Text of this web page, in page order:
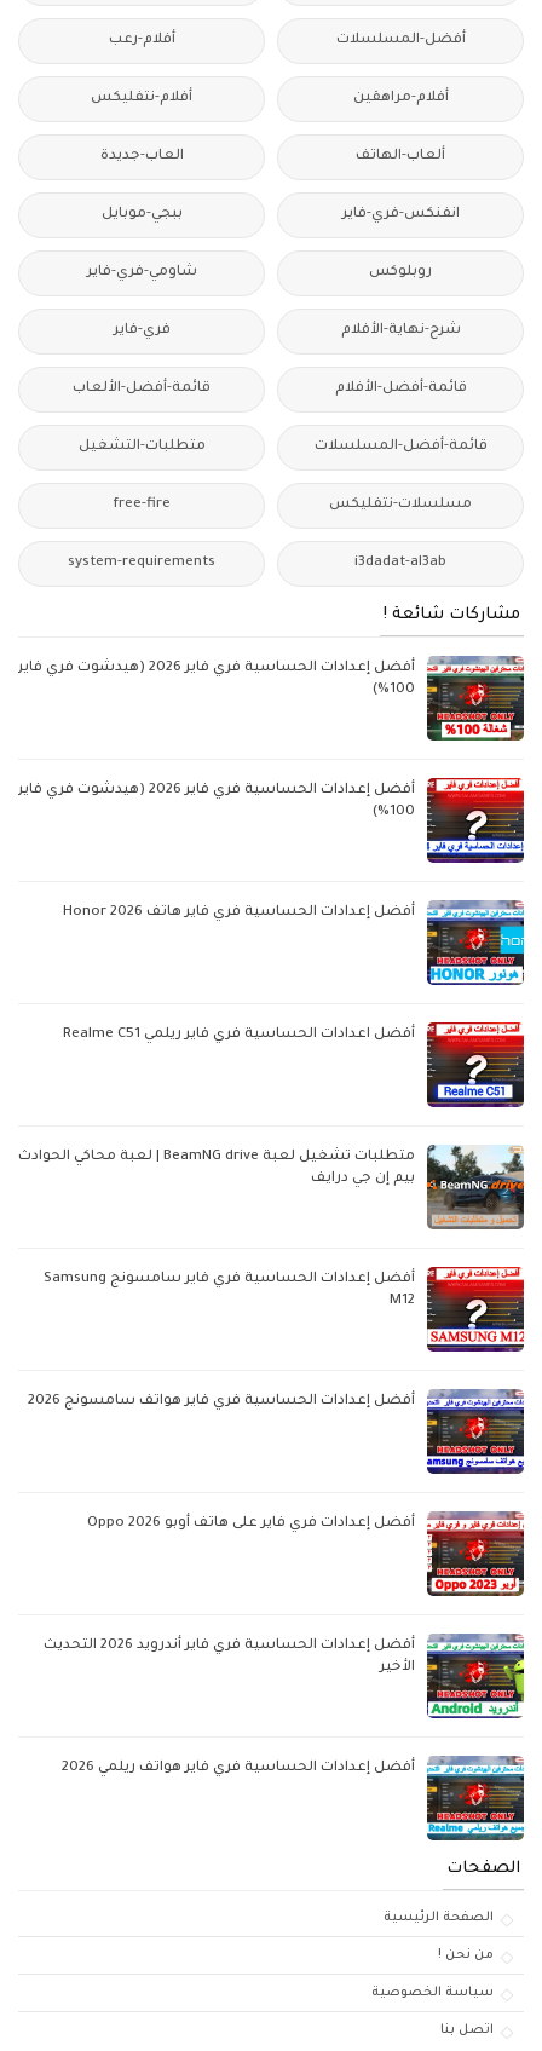
أفضل-المسلسلات أفلام-رعب
أفلام-مراهقين أفلام-نتفليكس
ألعاب-الهاتف العاب-جديدة
انفنكس-فري-فاير ببجي-موبايل
روبلوكس شاومي-فري-فاير
شرح-نهاية-الأفلام فري-فاير
قائمة-أفضل-الأفلام قائمة-أفضل-الألعاب
قائمة-أفضل-المسلسلات متطلبات-التشغيل
مسلسلات-نتفليكس free-fire
i3dadat-al3ab
system-requirements
مشاركات شائعة !
أفضل إعدادات الحساسية فري فاير 2026 (هيدشوت فري فاير
100%)
أفضل إعدادات الحساسية فري فاير 2026 (هيدشوت فري فاير
100%)
أفضل إعدادات الحساسية فري فاير هاتف Honor 2026
أفضل اعدادات الحساسية فري فاير ريلمي Realme C51
متطلبات تشغيل لعبة BeamNG drive | لعبة محاكي الحوادث
بيم إن جي درايف
أفضل إعدادات الحساسية فري فاير سامسونج Samsung
M12
أفضل إعدادات الحساسية فري فاير هواتف سامسونج 2026
أفضل إعدادات فري فاير على هاتف أوبو Oppo 2026
أفضل إعدادات الحساسية فري فاير أندرويد 2026 التحديث
الأخير
أفضل إعدادات الحساسية فري فاير هواتف ريلمي 2026
الصفحات
الصفحة الرئيسية
من نحن !
سياسة الخصوصية
اتصل بنا